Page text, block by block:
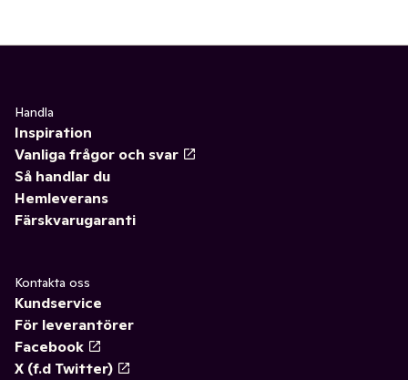
Handla
Inspiration
Vanliga frågor och svar
Så handlar du
Hemleverans
Färskvarugaranti
Kontakta oss
Kundservice
För leverantörer
Facebook
X (f.d Twitter)